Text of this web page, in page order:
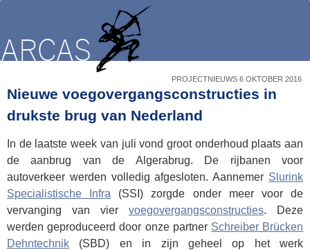
PROJECTNIEUWS 6 OKTOBER 2016
Nieuwe voegovergangsconstructies in
drukste brug van Nederland
In de laatste week van juli vond groot onderhoud plaats aan
de aanbrug van de Algerabrug. De rijbanen voor
autoverkeer werden volledig afgesloten. Aannemer Slurink
Specialistische Infra (SSI) zorgde onder meer voor de
vervanging van vier voegovergangsconstructies. Deze
werden geproduceerd door onze partner Schreiber Brücken
Dehntechnik (SBD) en in zijn geheel op het werk